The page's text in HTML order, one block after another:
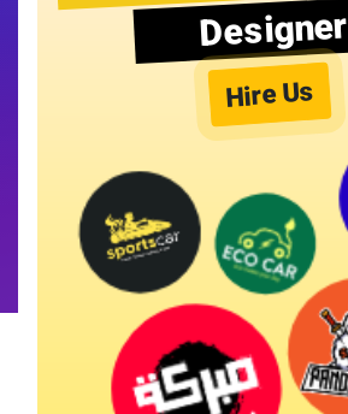
Designer
Hire Us